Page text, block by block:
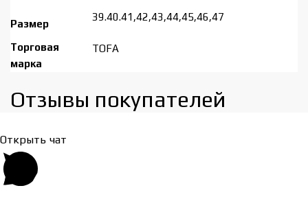
Размер
39.40.41,42,43,44,45,46,47
Торговая
марка
TOFA
Отзывы покупателей​
Открыть чат